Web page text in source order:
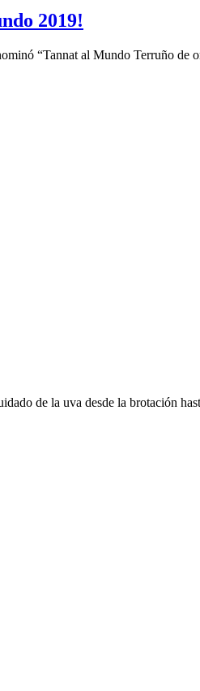
2019!
“Tannat al Mundo Terruño de
de la uva desde la brotación